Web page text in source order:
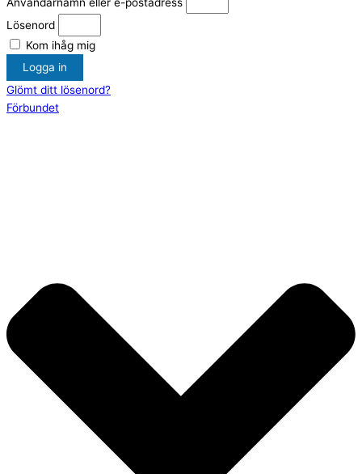
Lösenord
Kom ihåg mig
Logga in
Glömt ditt lösenord?
Förbundet